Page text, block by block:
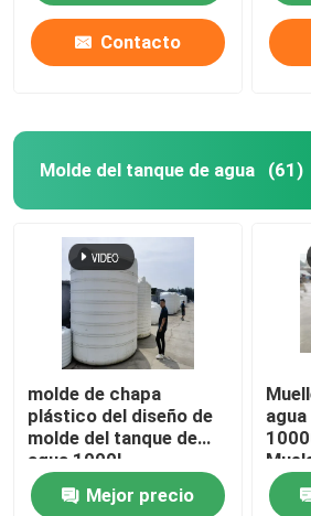
chapa de acero laminada en frío
Contacto
Molde del tanque de agua (61)
molde de chapa
plástico del diseño de
molde del tanque de
agua 1000L
Rotomolding de
aluminioMejor precio